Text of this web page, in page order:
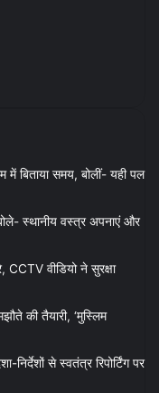
में बिताया समय, बोलीं- यही पल
स्थानीय वस्त्र अपनाएं और
वीडियो ने सुरक्षा
की तैयारी, ‘मुस्लिम
निर्देशों से स्वतंत्र रिपोर्टिंग पर